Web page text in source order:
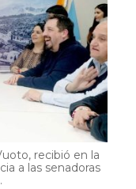
recibió en la
a las senadoras